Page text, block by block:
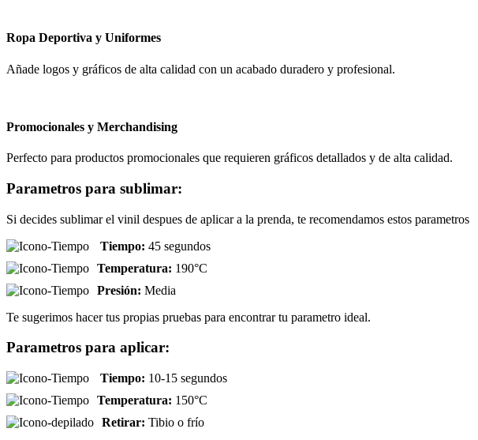
Ropa Deportiva y Uniformes
Añade logos y gráficos de alta calidad con un acabado duradero y profesional.
Promocionales y Merchandising
Perfecto para productos promocionales que requieren gráficos detallados y de alta calidad.
Parametros para sublimar:
Si decides sublimar el vinil despues de aplicar a la prenda, te recomendamos estos parametros
Tiempo: 45 segundos
Temperatura: 190°C
Presión: Media
Te sugerimos hacer tus propias pruebas para encontrar tu parametro ideal.
Parametros para aplicar:
Tiempo: 10-15 segundos
Temperatura: 150°C
Retirar: Tibio o frío